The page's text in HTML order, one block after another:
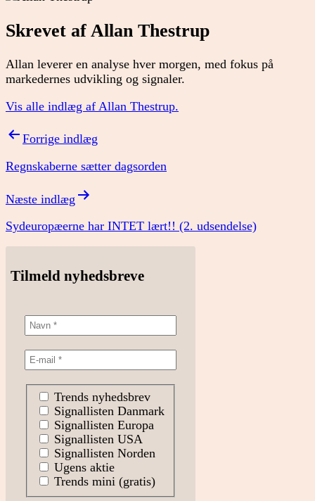
Skrevet af Allan Thestrup
Allan leverer en analyse hver morgen, med fokus på
markedernes udvikling og signaler.
Vis alle indlæg af Allan Thestrup.
Indlægsnavigation
Forrige indlæg
Regnskaberne sætter dagsorden
Næste indlæg
Sydeuropæerne har INTET lært!! (2. udsendelse)
Tilmeld nyhedsbreve
Trends nyhedsbrev
Signallisten Danmark
Signallisten Europa
Signallisten USA
Signallisten Norden
Ugens aktie
Trends mini (gratis)